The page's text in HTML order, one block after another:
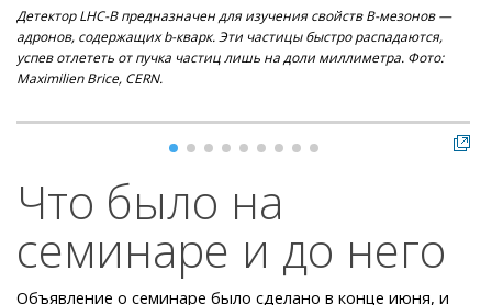
Детектор LHC-B предназначен для изучения свойств В-мезонов —
адронов, содержащих b-кварк. Эти частицы быстро распадаются,
успев отлететь от пучка частиц лишь на доли миллиметра. Фото:
Maximilien Brice, CERN.
Что было на
семинаре и до него
Объявление о семинаре было сделано в конце июня, и